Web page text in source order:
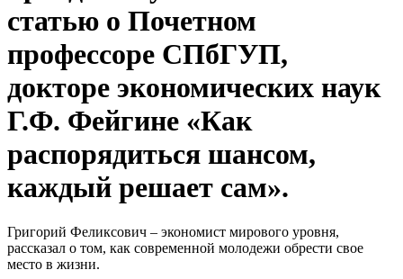
статью о Почетном
профессоре СПбГУП,
докторе экономических наук
Г.Ф. Фейгине «Как
распорядиться шансом,
каждый решает сам».
Григорий Феликсович – экономист мирового уровня,
рассказал о том, как современной молодежи обрести свое
место в жизни.